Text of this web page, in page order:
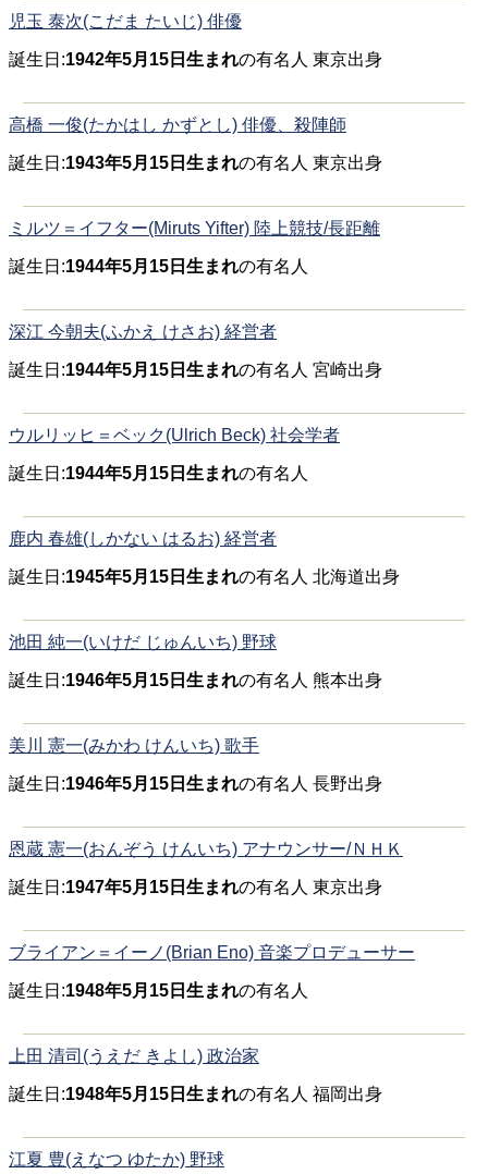
児玉 泰次(こだま たいじ) 俳優
誕生日:1942年5月15日生まれの有名人 東京出身
高橋 一俊(たかはし かずとし) 俳優、殺陣師
誕生日:1943年5月15日生まれの有名人 東京出身
ミルツ＝イフター(Miruts Yifter) 陸上競技/長距離
誕生日:1944年5月15日生まれの有名人
深江 今朝夫(ふかえ けさお) 経営者
誕生日:1944年5月15日生まれの有名人 宮崎出身
ウルリッヒ＝ベック(Ulrich Beck) 社会学者
誕生日:1944年5月15日生まれの有名人
鹿内 春雄(しかない はるお) 経営者
誕生日:1945年5月15日生まれの有名人 北海道出身
池田 純一(いけだ じゅんいち) 野球
誕生日:1946年5月15日生まれの有名人 熊本出身
美川 憲一(みかわ けんいち) 歌手
誕生日:1946年5月15日生まれの有名人 長野出身
恩蔵 憲一(おんぞう けんいち) アナウンサー/ＮＨＫ
誕生日:1947年5月15日生まれの有名人 東京出身
ブライアン＝イーノ(Brian Eno) 音楽プロデューサー
誕生日:1948年5月15日生まれの有名人
上田 清司(うえだ きよし) 政治家
誕生日:1948年5月15日生まれの有名人 福岡出身
江夏 豊(えなつ ゆたか) 野球